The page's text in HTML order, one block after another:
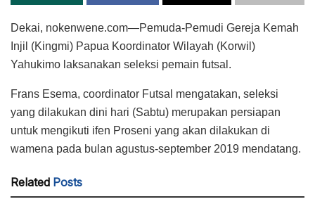
Dekai, nokenwene.com—Pemuda-Pemudi Gereja Kemah
Injil (Kingmi) Papua Koordinator Wilayah (Korwil)
Yahukimo laksanakan seleksi pemain futsal.
Frans Esema, coordinator Futsal mengatakan, seleksi
yang dilakukan dini hari (Sabtu) merupakan persiapan
untuk mengikuti ifen Proseni yang akan dilakukan di
wamena pada bulan agustus-september 2019 mendatang.
Related Posts